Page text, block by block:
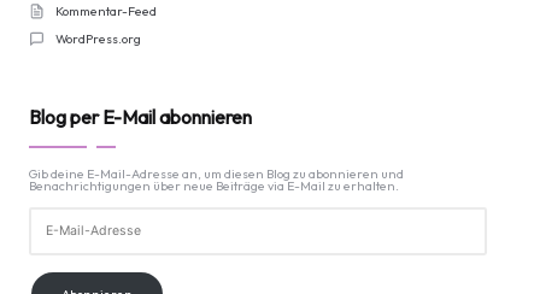
Kommentar-Feed
WordPress.org
Blog per E-Mail abonnieren
Gib deine E-Mail-Adresse an, um diesen Blog zu abonnieren und
Benachrichtigungen über neue Beiträge via E-Mail zu erhalten.
Mail-
Adresse